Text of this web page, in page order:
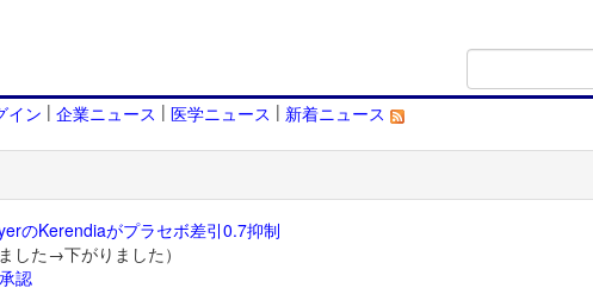
イン | 企業ニュース | 医学ニュース | 新着ニュース
のKerendiaがプラセボ差引0.7抑制
した→下がりました）
認